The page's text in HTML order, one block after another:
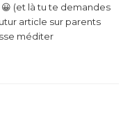
😀 (et là tu te demandes
article sur parents
méditer